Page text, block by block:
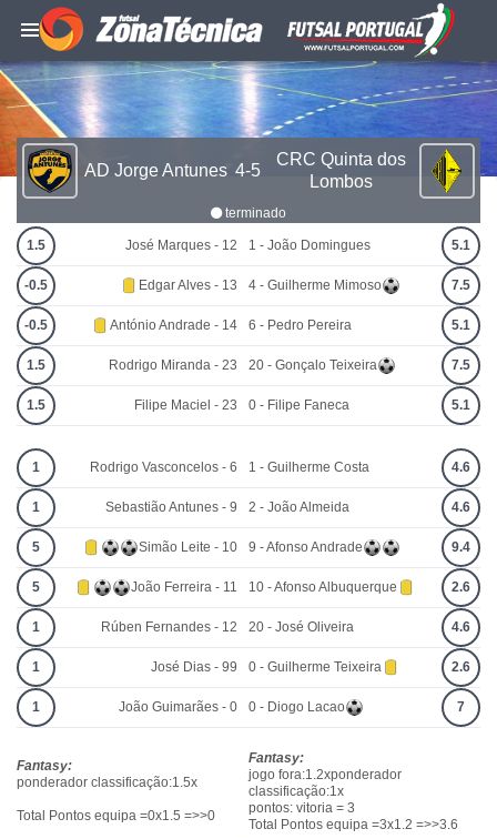
AD Jorge Antunes 4-5
CRC Quinta dos
Lombos
terminado
1.5 José Marques - 12
-0.5 Edgar Alves - 13
-0.5 António Andrade - 14
1.5 Rodrigo Miranda - 23
1.5 Filipe Maciel - 23
1 - João Domingues 5.1
4 - Guilherme Mimoso 7.5
6 - Pedro Pereira 5.1
20 - Gonçalo Teixeira 7.5
0 - Filipe Faneca 5.1
1 Rodrigo Vasconcelos - 6
1 Sebastião Antunes - 9
5 Simão Leite - 10
5 João Ferreira - 11
1 Rúben Fernandes - 12
1 José Dias - 99
1 João Guimarães - 0
1 - Guilherme Costa 4.6
2 - João Almeida 4.6
9 - Afonso Andrade 9.4
10 - Afonso Albuquerque 2.6
20 - José Oliveira 4.6
0 - Guilherme Teixeira 2.6
0 - Diogo Lacao 7
Fantasy:
ponderador classificação:1.5x
Total Pontos equipa =0x1.5 =>>0
Fantasy:
jogo fora:1.2xponderador
classificação:1x
pontos: vitoria = 3
Total Pontos equipa =3x1.2 =>>3.6